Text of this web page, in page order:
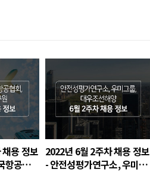
용 정보
항공협
2022년 6월 2주차 채용 정보
- 안전성평가연구소, 우미그